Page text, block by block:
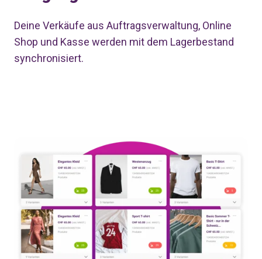
Deine Verkäufe aus Auftragsverwaltung, Online
Shop und Kasse werden mit dem Lagerbestand
synchronisiert.